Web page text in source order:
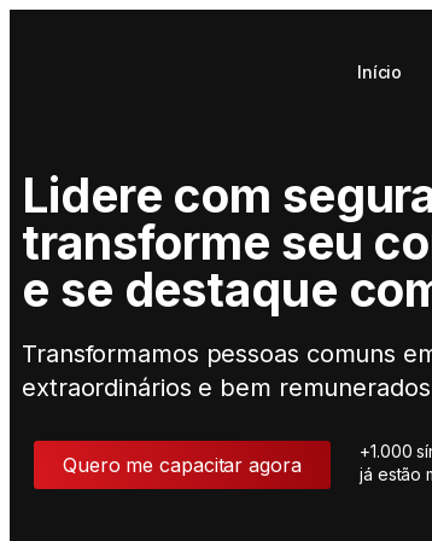
Início
Lidere com
transforme seu
e se destaque
Transformamos pessoas comuns
extraordinários e bem
Quero me capacitar agora
+1.000
já estão